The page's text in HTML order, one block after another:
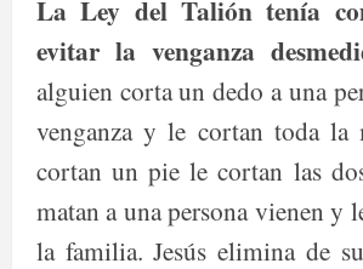
La Ley del Talión tenía
evitar la venganza
alguien corta un dedo a una
venganza y le cortan toda
cortan un pie le cortan las
matan a una persona vienen y
la familia. Jesús elimina de